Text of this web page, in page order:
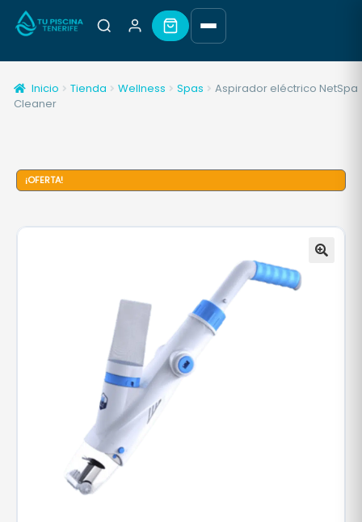
Inicio Tienda Wellness Spas
Aspirador eléctrico NetSpa
Cleaner
¡OFERTA!